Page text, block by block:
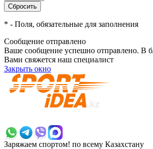
* - Поля, обязательные для заполнения
Сообщение отправлено
Ваше сообщение успешно отправлено. В
Вами свяжется наш специалист
Закрыть окно
Заряжаем спортом! по всему Казахстану